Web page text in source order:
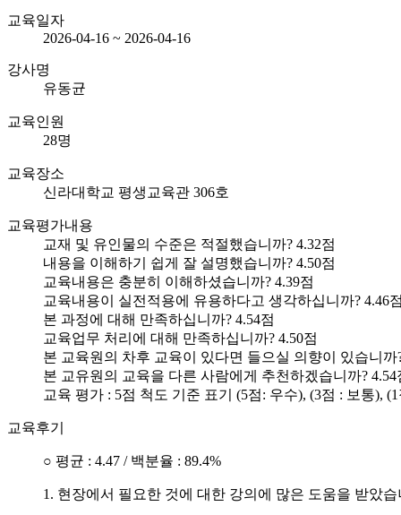
교육일자
2026-04-16 ~ 2026-04-16
강사명
유동균
교육인원
28명
교육장소
신라대학교 평생교육관 306호
교육평가내용
교재 및 유인물의 수준은 적절했습니까? 4.32점
내용을 이해하기 쉽게 잘 설명했습니까? 4.50점
교육내용은 충분히 이해하셨습니까? 4.39점
교육내용이 실전적용에 유용하다고 생각하십니까? 4.46
본 과정에 대해 만족하십니까? 4.54점
교육업무 처리에 대해 만족하십니까? 4.50점
본 교육원의 차후 교육이 있다면 들으실 의향이 있습니까
본 교유원의 교육을 다른 사람에게 추천하겠습니까? 4.54
교육 평가 : 5점 척도 기준 표기 (5점: 우수), (3점 : 보통),
교육후기
○ 평균 : 4.47 / 백분율 : 89.4%
1. 현장에서 필요한 것에 대한 강의에 많은 도움을 받았습